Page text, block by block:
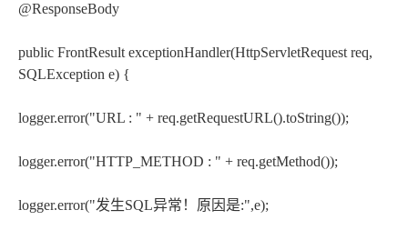
@ResponseBody
public FrontResult exceptionHandler(HttpServletRequest req,
SQLException e) {
logger.error("URL : " + req.getRequestURL().toString());
logger.error("HTTP_METHOD : " + req.getMethod());
logger.error("发生SQL异常！原因是:",e);